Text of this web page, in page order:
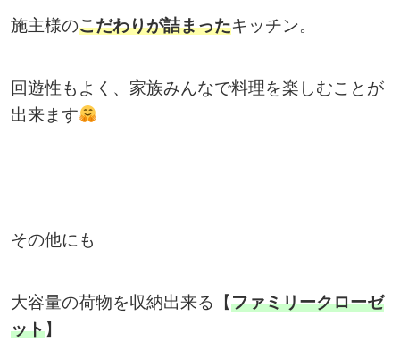
施主様のこだわりが詰まったキッチン。
回遊性もよく、家族みんなで料理を楽しむことが
出来ます
その他にも
大容量の荷物を収納出来る【ファミリークローゼ
ット】